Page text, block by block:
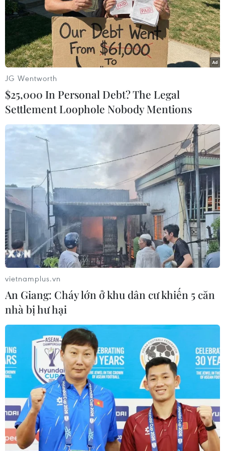
Bảo vệ viện K xô xát với người nhà bệnh
nhân, một người nhập viện
13/03/2018 03:29
Sáng 13/3, Bệnh viện K đã đã có thông cáo chính thức
về việc bảo vệ Bệnh viện K Trung ương xô xát, đánh
người nhà người bệnh khiến một người đàn ông phải
nhập viện.
Bắc Kạn: Cố cứu bệnh nhân trầm cảm tự
tử, một bảo vệ bệnh viện tử vong
JG Wentworth
$25,000 In Personal Debt? The Legal
Settlement Loophole Nobody Mentions
vietnamplus.vn
An Giang: Cháy lớn ở khu dân cư khiến 5 căn
nhà bị hư hại